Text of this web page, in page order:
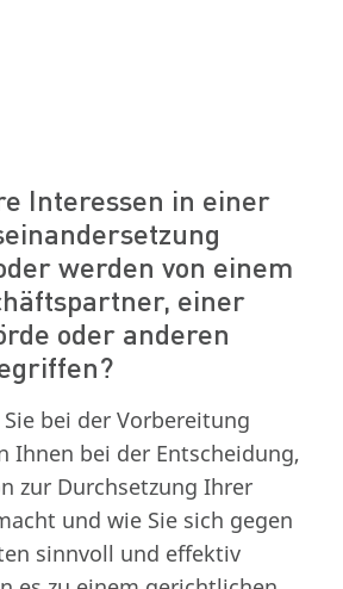
Interessen in einer
werden von einem
einer
oder anderen
bei der Vorbereitung
Ihnen bei der Entscheidung,
zur Durchsetzung Ihrer
und wie Sie sich gegen
sinnvoll und effektiv